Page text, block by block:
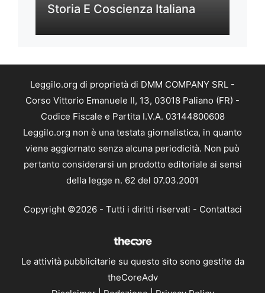
Storia E Coscienza Italiana
Leggilo.org di proprietà di DMM COMPANY SRL -
Corso Vittorio Emanuele II, 13, 03018 Paliano (FR) -
Codice Fiscale e Partita I.V.A. 03144800608
Leggilo.org non è una testata giornalistica, in quanto
viene aggiornato senza alcuna periodicità. Non può
pertanto considerarsi un prodotto editoriale ai sensi
della legge n. 62 del 07.03.2001
Copyright ©2026 - Tutti i diritti riservati - Contattaci
Le attività pubblicitarie su questo sito sono gestite da
theCoreAdv